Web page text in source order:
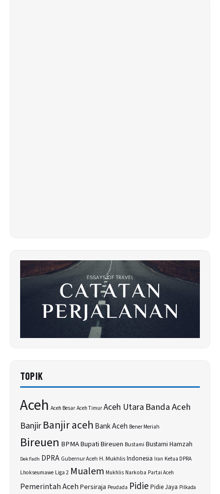
TOPIK
Aceh Aceh Besar Aceh Timur Aceh Utara Banda Aceh
BanjirBanjir aceh Bank Aceh Bener Meriah
Bireuen BPMABupati Bireuen Bustami Bustami Hamzah
Dek Fadh DPRA Gubernur Aceh H. MukhlisIndonesia Iran Ketua DPRA
Lhokseumawe Liga 2 Mualem Mukhlis Narkoba Partai Aceh
Pemerintah AcehPersiraja Peudada Pidie Pidie Jaya Pilkada